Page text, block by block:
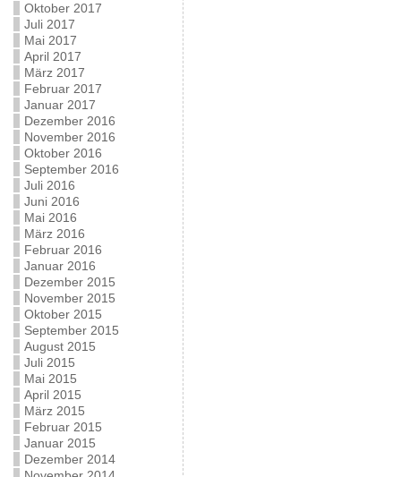
Oktober 2017
Juli 2017
Mai 2017
April 2017
März 2017
Februar 2017
Januar 2017
Dezember 2016
November 2016
Oktober 2016
September 2016
Juli 2016
Juni 2016
Mai 2016
März 2016
Februar 2016
Januar 2016
Dezember 2015
November 2015
Oktober 2015
September 2015
August 2015
Juli 2015
Mai 2015
April 2015
März 2015
Februar 2015
Januar 2015
Dezember 2014